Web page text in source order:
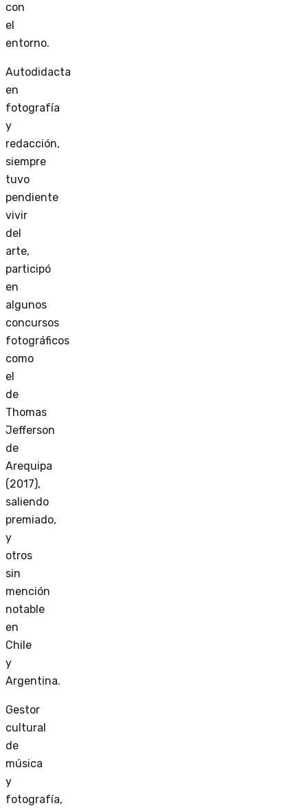
con
el
entorno.
Autodidacta
en
fotografía
y
redacción,
siempre
tuvo
pendiente
vivir
del
arte,
participó
en
algunos
concursos
fotográficos
como
el
de
Thomas
Jefferson
de
Arequipa
(2017),
saliendo
premiado,
y
otros
sin
mención
notable
en
Chile
y
Argentina.
Gestor
cultural
de
música
y
fotografía,